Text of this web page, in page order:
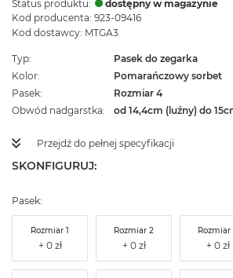
Status produktu:
dostępny w magazynie
Kod producenta: 923-09416
Kod dostawcy: MTGA3
Typ
Pasek do zegarka
Kolor
Pomarańczowy sorbet
Pasek
Rozmiar 4
Obwód nadgarstka
od 14,4cm (luźny) do
Przejdź do pełnej specyfikacji
SKONFIGURUJ:
Pasek:
Rozmiar 1 Rozmiar 2 Rozmiar